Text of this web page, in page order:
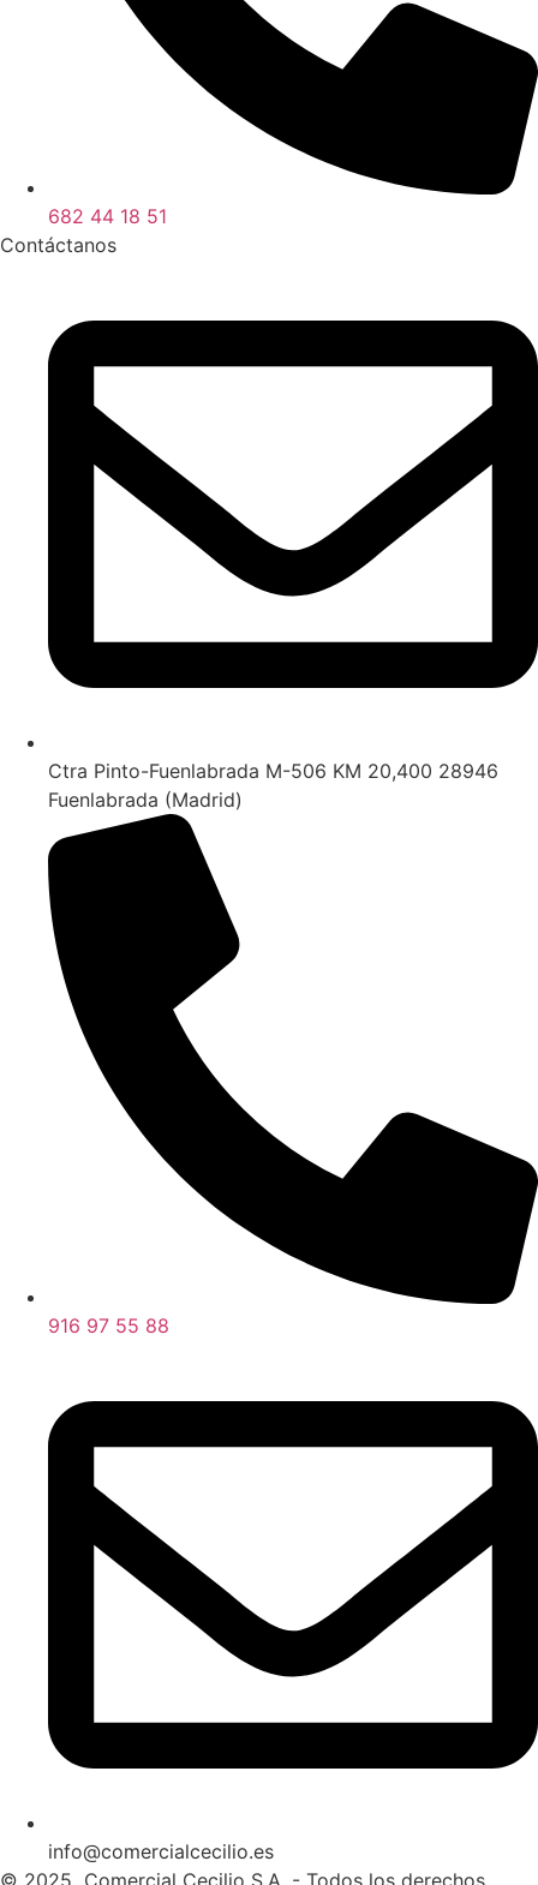
682 44 18 51
Contáctanos
Ctra Pinto-Fuenlabrada M-506 KM 20,400 28946
Fuenlabrada (Madrid)
916 97 55 88
info@comercialcecilio.es